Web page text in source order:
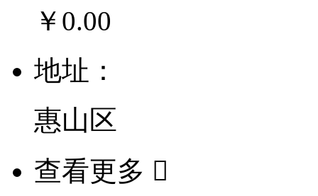
￥0.00
地址：
惠山区
查看更多 